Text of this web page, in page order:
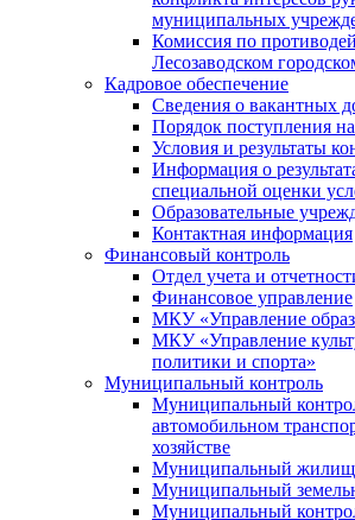
муниципальных
Комиссия по
Лесозаводском
Кадровое обеспечение
Сведения о вакантных
Порядок поступления
Условия и результаты
Информация о
специальной оценки
Образовательные
Контактная информация
Финансовый контроль
Отдел учета и
Финансовое управление
МКУ «Управление
МКУ «Управление
политики и спорта»
Муниципальный контроль
Муниципальный
автомобильном
хозяйстве
Муниципальный
Муниципальный
Муниципальный